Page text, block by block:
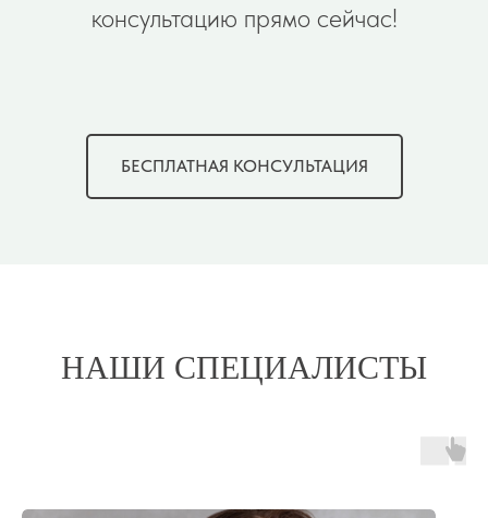
консультацию прямо сейчас!
БЕСПЛАТНАЯ КОНСУЛЬТАЦИЯ
НАШИ СПЕЦИАЛИСТЫ